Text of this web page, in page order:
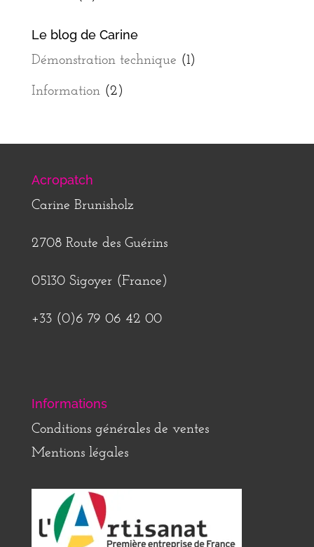
Le blog de Carine
Démonstration technique (1)
Information(2)
Acropatch
Carine Brunisholz
2708 Route des Guérins
05130 Sigoyer (France)
+33 (0)6 79 06 42 00
Informations
Conditions générales de ventes
Mentions légales